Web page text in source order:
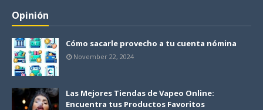
Opinión
Cómo sacarle provecho a tu cuenta nómina
November 22, 2024
Las Mejores Tiendas de Vapeo Online:
Encuentra tus Productos Favoritos